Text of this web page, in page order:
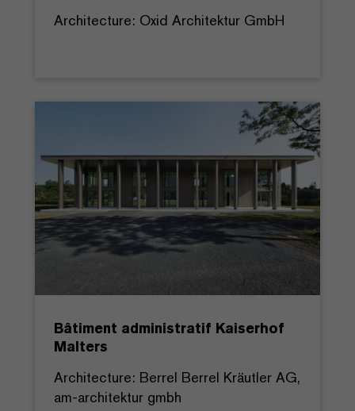
Architecture: Oxid Architektur GmbH
Bâtiment administratif Kaiserhof
Malters
Architecture: Berrel Berrel Kräutler AG,
am-architektur gmbh